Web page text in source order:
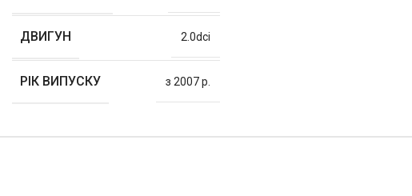
ДВИГУН 2.0dci
РІК ВИПУСКУ з 2007 р.